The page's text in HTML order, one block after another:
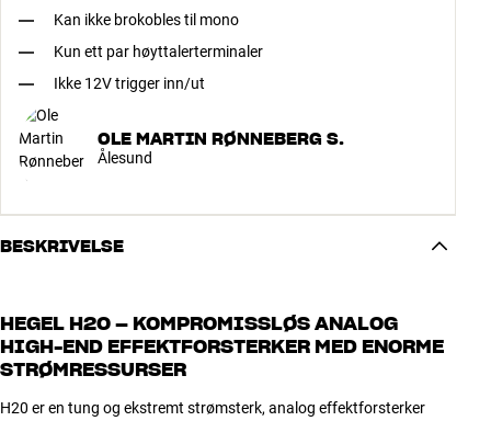
Kan ikke brokobles til mono
Kun ett par høyttalerterminaler
Ikke 12V trigger inn/ut
OLE MARTIN RØNNEBERG S.
Ålesund
BESKRIVELSE
HEGEL H20 – KOMPROMISSLØS ANALOG
HIGH-END EFFEKTFORSTERKER MED ENORME
STRØMRESSURSER
H20 er en tung og ekstremt strømsterk, analog effektforsterker